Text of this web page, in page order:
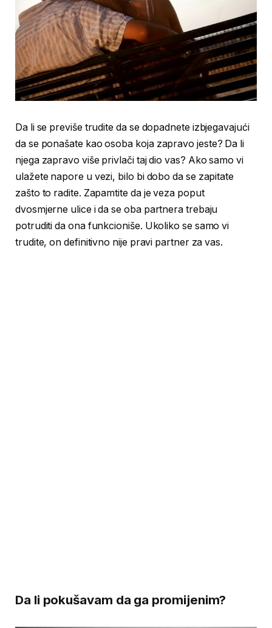
Da li se previše trudite da se dopadnete izbjegavajući
da se ponašate kao osoba koja zapravo jeste? Da li
njega zapravo više privlači taj dio vas? Ako samo vi
ulažete napore u vezi, bilo bi dobo da se zapitate
zašto to radite. Zapamtite da je veza poput
dvosmjerne ulice i da se oba partnera trebaju
potruditi da ona funkcioniše. Ukoliko se samo vi
trudite, on definitivno nije pravi partner za vas.
Da li pokušavam da ga promijenim?